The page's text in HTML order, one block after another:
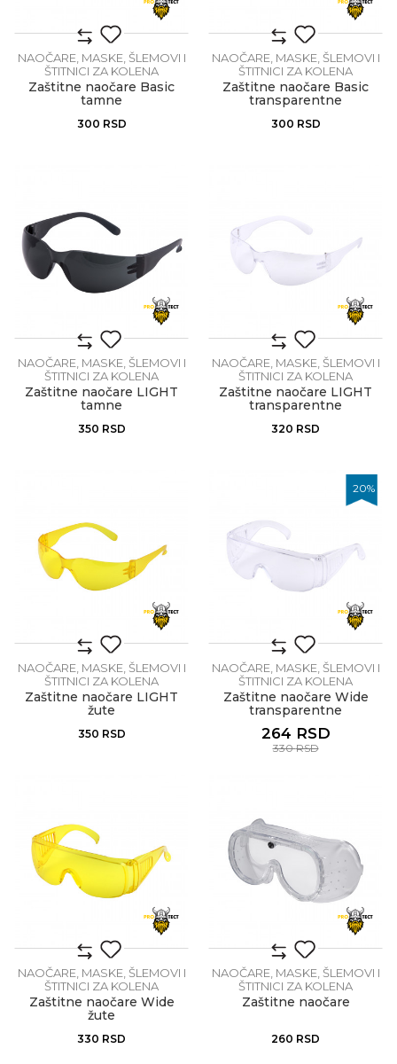
NAOČARE, MASKE, ŠLEMOVI I
ŠTITNICI ZA KOLENA
Zaštitne naočare Basic
tamne
300 RSD
NAOČARE, MASKE, ŠLEMOVI I
ŠTITNICI ZA KOLENA
Zaštitne naočare Basic
transparentne
300 RSD
NAOČARE, MASKE, ŠLEMOVI I
ŠTITNICI ZA KOLENA
Zaštitne naočare LIGHT
tamne
350 RSD
NAOČARE, MASKE, ŠLEMOVI I
ŠTITNICI ZA KOLENA
Zaštitne naočare LIGHT
transparentne
320 RSD
NAOČARE, MASKE, ŠLEMOVI I
ŠTITNICI ZA KOLENA
Zaštitne naočare LIGHT
žute
350 RSD
20%
NAOČARE, MASKE, ŠLEMOVI I
ŠTITNICI ZA KOLENA
Zaštitne naočare Wide
transparentne
264 RSD
330RSD
NAOČARE, MASKE, ŠLEMOVI I
ŠTITNICI ZA KOLENA
Zaštitne naočare Wide
žute
330 RSD
NAOČARE, MASKE, ŠLEMOVI I
ŠTITNICI ZA KOLENA
Zaštitne naočare
260 RSD